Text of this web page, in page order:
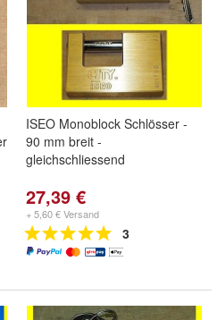
ISEO Monoblock Schlösser -
90 mm breit -
gleichschliessend
27,39 €
+ 5,60 € Versand
3